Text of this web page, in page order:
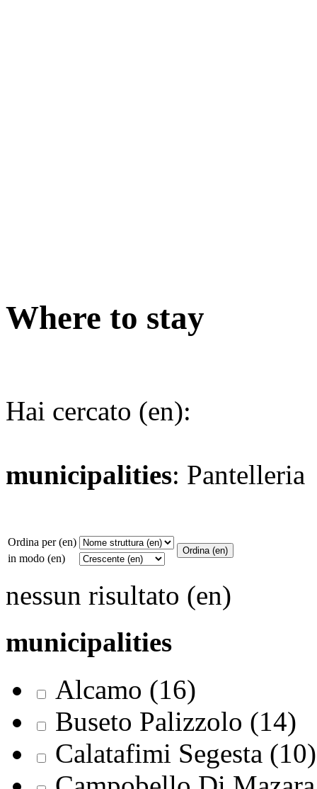
Where to stay
Hai cercato (en):
municipalities: Pantelleria
Ordina per (en)
in modo (en)
nessun risultato (en)
municipalities
Alcamo (16)
Buseto Palizzolo (14)
Calatafimi Segesta (10)